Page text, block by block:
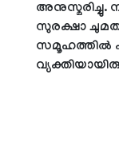
അനുസ്മരിച്ചു.
സുരക്ഷാ
സമൂഹത്തില്‍